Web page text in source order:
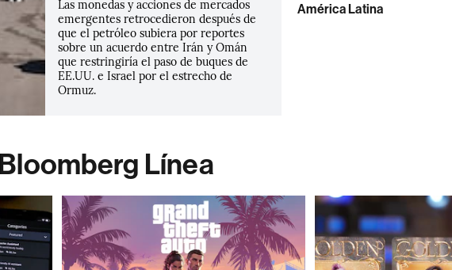
Las monedas y acciones de mercados
emergentes retrocedieron después de
que el petróleo subiera por reportes
sobre un acuerdo entre Irán y Omán
que restringiría el paso de buques de
EE.UU. e Israel por el estrecho de
Ormuz.
América Latina
Línea